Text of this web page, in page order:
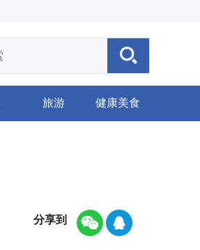
旅游 健康美食
分享到